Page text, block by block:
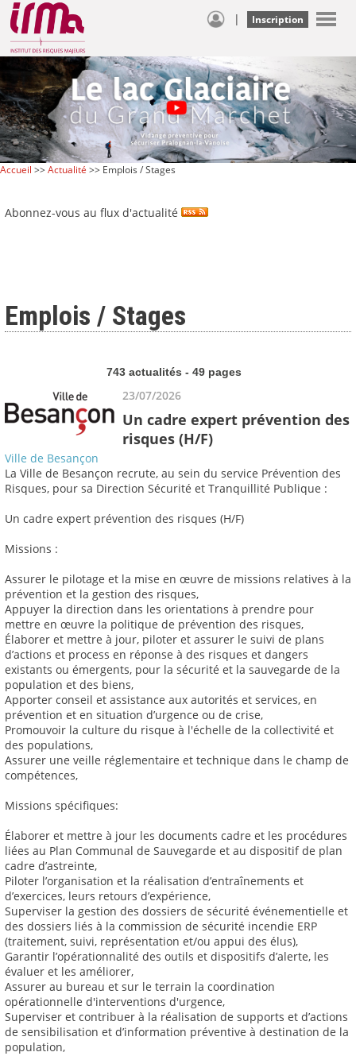
| Inscription
Accueil >>Actualité >> Emplois / Stages
Abonnez-vous au flux d'actualité
Emplois / Stages
743 actualités - 49 pages
23/07/2026
Un cadre expert prévention des
risques (H/F)
Ville de Besançon
La Ville de Besançon recrute, au sein du service Prévention des
Risques, pour sa Direction Sécurité et Tranquillité Publique :
Un cadre expert prévention des risques (H/F)
Missions :
Assurer le pilotage et la mise en œuvre de missions relatives à la
prévention et la gestion des risques,
Appuyer la direction dans les orientations à prendre pour
mettre en œuvre la politique de prévention des risques,
Élaborer et mettre à jour, piloter et assurer le suivi de plans
d’actions et process en réponse à des risques et dangers
existants ou émergents, pour la sécurité et la sauvegarde de la
population et des biens,
Apporter conseil et assistance aux autorités et services, en
prévention et en situation d’urgence ou de crise,
Promouvoir la culture du risque à l'échelle de la collectivité et
des populations,
Assurer une veille réglementaire et technique dans le champ de
compétences,
Missions spécifiques:
Élaborer et mettre à jour les documents cadre et les procédures
liées au Plan Communal de Sauvegarde et au dispositif de plan
cadre d’astreinte,
Piloter l’organisation et la réalisation d’entraînements et
d’exercices, leurs retours d’expérience,
Superviser la gestion des dossiers de sécurité événementielle et
des dossiers liés à la commission de sécurité incendie ERP
(traitement, suivi, représentation et/ou appui des élus),
Garantir l’opérationnalité des outils et dispositifs d’alerte, les
évaluer et les améliorer,
Assurer au bureau et sur le terrain la coordination
opérationnelle d'interventions d'urgence,
Superviser et contribuer à la réalisation de supports et d’actions
de sensibilisation et d’information préventive à destination de la
population,